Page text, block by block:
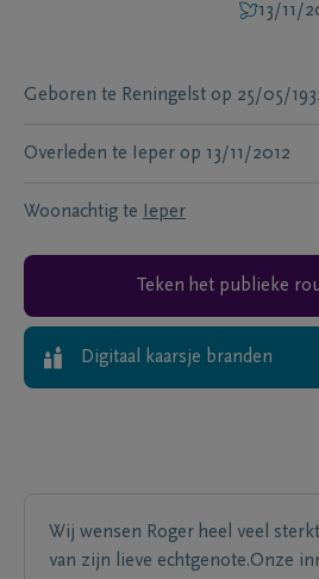
13/11/
Geboren te Reningelst op 25/05/
Overleden te Ieper op 13/11/2012
Woonachtig te Ieper
Teken het publieke
Digitaal kaarsje branden
Wij wensen Roger heel veel
van zijn lieve echtgenote.Onze